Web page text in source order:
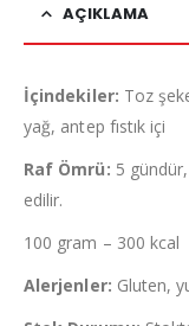
AÇIKLAMA
İçindekiler: Toz
yağ, antep fıstık içi
Raf Ömrü: 5
edilir.
100 gram – 300 kcal
Alerjenler: Gluten,